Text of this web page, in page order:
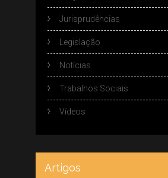
Jurisprudências
Legislação
Notícias
Trabalhos Sociais
Vídeos
Artigos